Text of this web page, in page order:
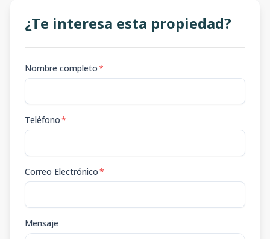
¿Te interesa esta propiedad?
Nombre completo*
Teléfono*
Correo Electrónico*
Mensaje